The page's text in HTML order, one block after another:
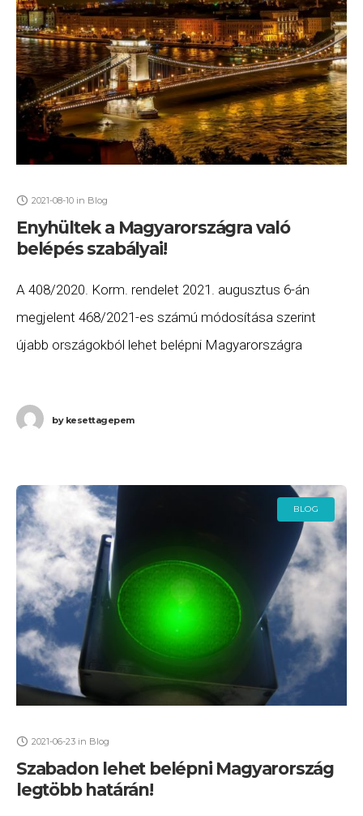
2021-08-10 in Blog
Enyhültek a Magyarországra való
belépés szabályai!
A 408/2020. Korm. rendelet 2021. augusztus 6-án
megjelent 468/2021-es számú módosítása szerint
újabb országokból lehet belépni Magyarországra
bykesettagepem
BLOG
2021-06-23 in Blog
Szabadon lehet belépni Magyarország
legtöbb határán!